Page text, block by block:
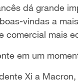
dá grande
vindas a
comercial mais
em um
Xi a